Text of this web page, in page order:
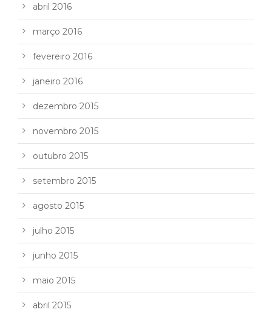
abril 2016
março 2016
fevereiro 2016
janeiro 2016
dezembro 2015
novembro 2015
outubro 2015
setembro 2015
agosto 2015
julho 2015
junho 2015
maio 2015
abril 2015